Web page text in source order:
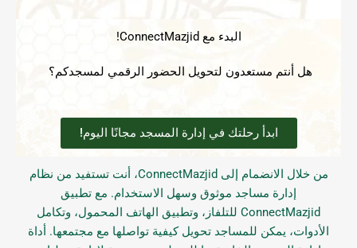
البدء مع ConnectMazjid!
هل أنتم مستعدون لتحويل الحضور الرقمي لمسجدكم؟
ابدأ رحلتك في إدارة المسجد مجانًا اليوم!
من خلال الانضمام إلى ConnectMazjid، أنت تستفيد من نظام
إدارة مساجد موثوق وسهل الاستخدام. مع تطبيق
ConnectMazjid للتلفاز، وتطبيق الهاتف المحمول، وتكامل
الأدوات، يمكن للمساجد تحويل كيفية تواصلها مع مجتمعها. أداة